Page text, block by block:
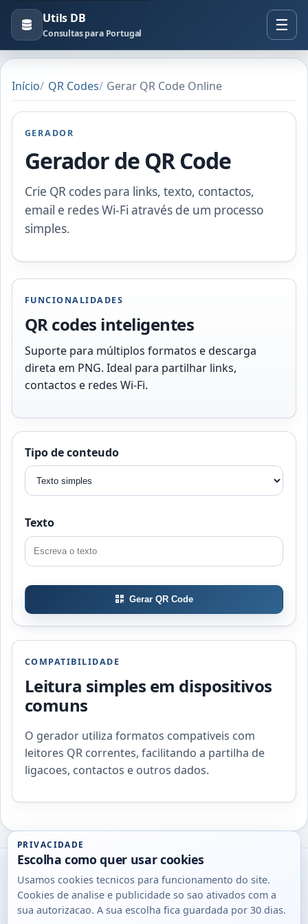
Utils DB
Consultas para Portugal
Início QR Codes Gerar QR Code Online
GERADOR
Gerador de QR Code
Crie QR codes para links, texto, contactos,
email e redes Wi-Fi através de um processo
simples.
FUNCIONALIDADES
QR codes inteligentes
Suporte para múltiplos formatos e descarga
direta em PNG. Ideal para partilhar links,
contactos e redes Wi-Fi.
Tipo de conteudo
Texto
Gerar QR Code
COMPATIBILIDADE
Leitura simples em dispositivos
comuns
O gerador utiliza formatos compativeis com
leitores QR correntes, facilitando a partilha de
ligacoes, contactos e outros dados.
Utils
DB
Consultas
PRIVACIDADE
Escolha como quer usar cookies
Usamos cookies tecnicos para funcionamento do site.
Cookies de analise e publicidade so sao ativados com a
sua autorizacao. A sua escolha fica guardada por 30 dias.